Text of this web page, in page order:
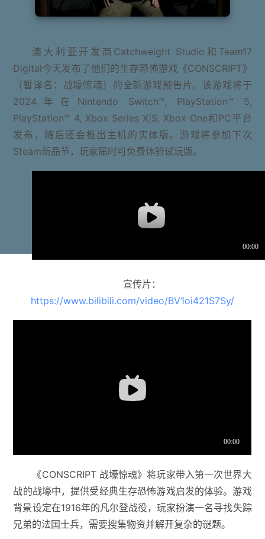
澳大利亚开发商Catchweight Studio和Team17
Digital今天发布了他们的生存恐怖游戏《CONSCRIPT》
（暂译名：战壕惊魂）的全新游戏预告片。该游戏将于
2024年在Nintendo Switch™, PlayStation™ 5,
PlayStation™ 4, Xbox Series X|S, Xbox One和PC平台
发布，随后还会推出主机的实体版。游戏将参加下次
Steam新品节，玩家届时可免费体验试玩版。
宣传片：
https://www.bilibili.com/video/BV1oi421S7Sy/
《CONSCRIPT 战壕惊魂》将玩家带入第一次世界大
战的战壕中，提供受经典生存恐怖游戏启发的体验。游戏
背景设定在1916年的凡尔登战役，玩家扮演一名寻找失踪
兄弟的法国士兵，需要搜集物资并解开复杂的谜题。